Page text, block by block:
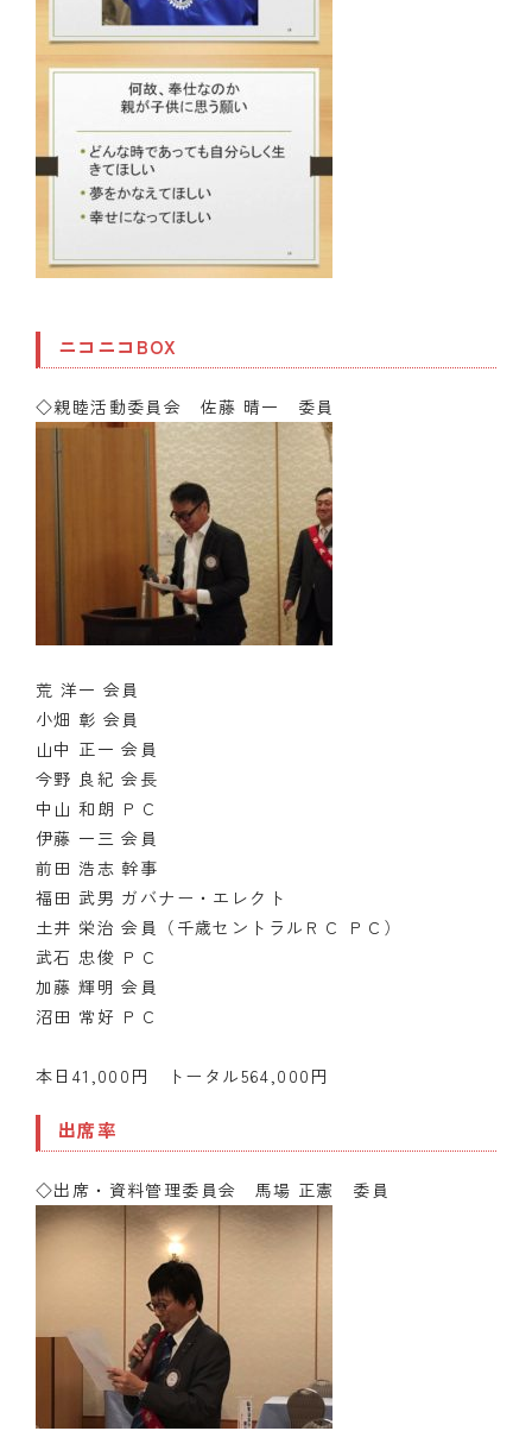
ニコニコBOX
◇親睦活動委員会 佐藤 晴一 委員
荒 洋一 会員
小畑 彰 会員
山中 正一 会員
今野 良紀 会長
中山 和朗 ＰＣ
伊藤 一三 会員
前田 浩志 幹事
福田 武男 ガバナー・エレクト
土井 栄治 会員（千歳セントラルＲＣ ＰＣ）
武石 忠俊 ＰＣ
加藤 輝明 会員
沼田 常好 ＰＣ
本日41,000円 トータル564,000円
出席率
◇出席・資料管理委員会 馬場 正憲 委員